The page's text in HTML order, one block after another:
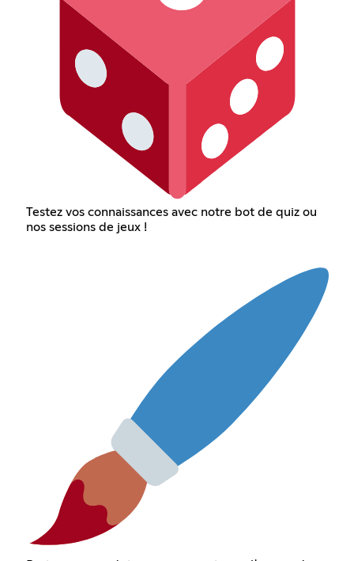
Testez vos connaissances avec notre bot de quiz ou
nos sessions de jeux !